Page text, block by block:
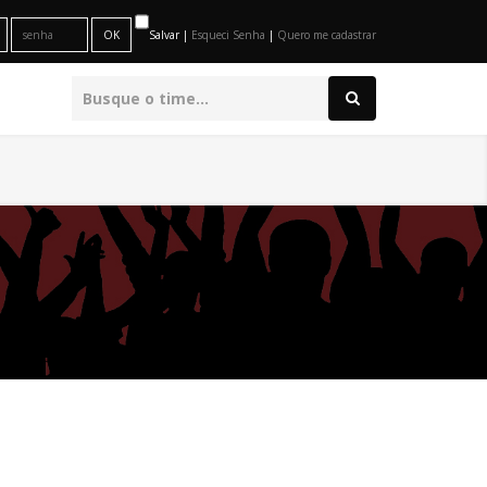
Salvar | Esqueci Senha | Quero me cadastrar